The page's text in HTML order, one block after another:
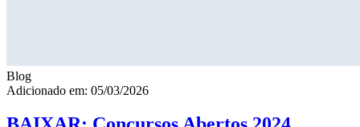
Blog
Adicionado em: 05/03/2026